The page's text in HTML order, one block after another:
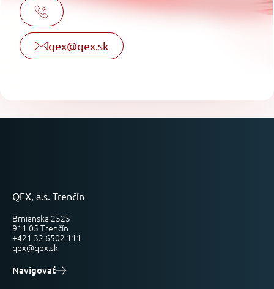
qex@qex.sk
QEX, a.s. Trenčín
Brnianska 2525
911 05 Trenčín
+421 32 6502 111
qex@qex.sk
Navigovať